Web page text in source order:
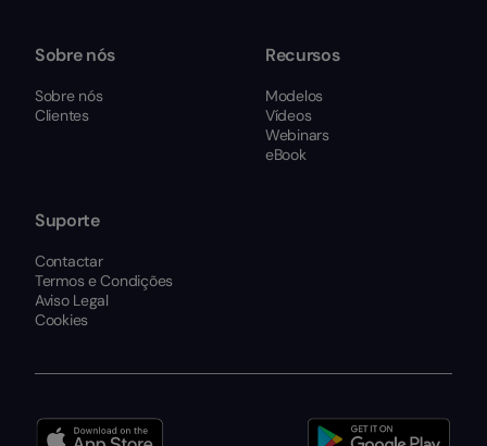
Sobre nós
Sobre nós
Clientes
Recursos
Modelos
Vídeos
Webinars
eBook
Suporte
Contactar
Termos e Condições
Aviso Legal
Cookies